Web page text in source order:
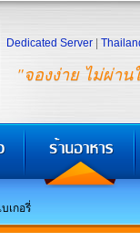
"จองง่าย ไม่ผ่าน
Dedicated Server
เกอรี่